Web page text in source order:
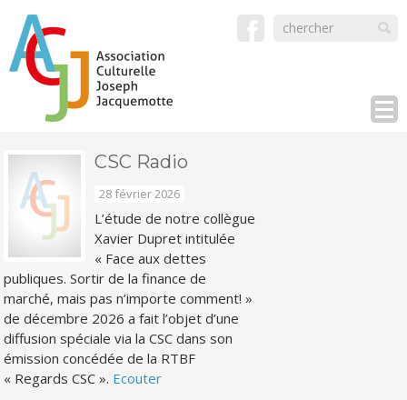
CSC Radio
28 février 2026
L’étude de notre collègue
Xavier Dupret intitulée
« Face aux dettes
publiques. Sortir de la finance de
marché, mais pas n’importe comment! »
de décembre 2026 a fait l’objet d’une
diffusion spéciale via la CSC dans son
émission concédée de la RTBF
« Regards CSC ». Ecouter